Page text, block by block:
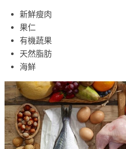
新鮮瘦肉
果仁
有機蔬果
天然脂肪
海鮮